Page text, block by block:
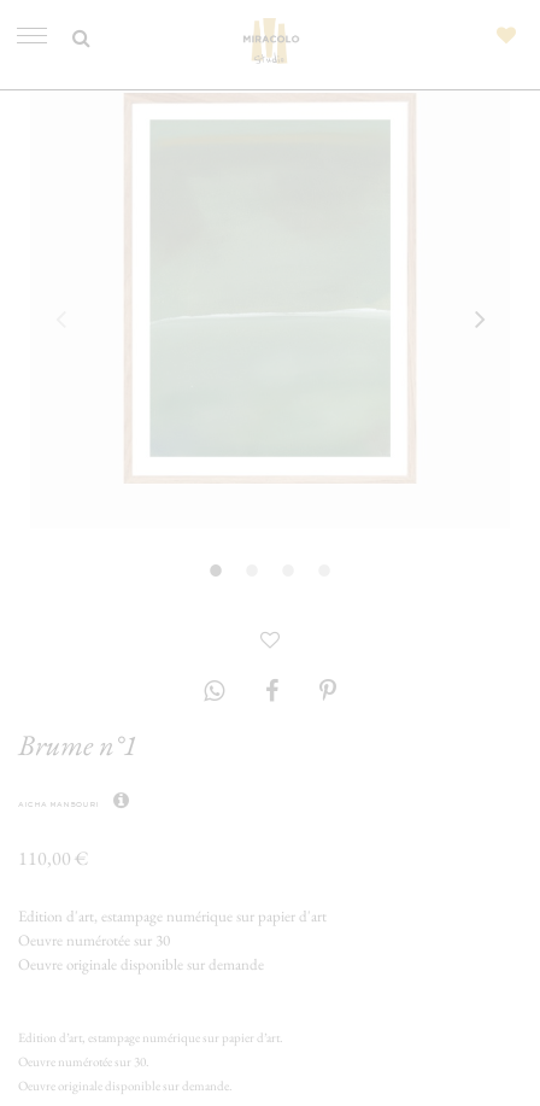
Brume n°1
aicha mansouri
110,00 €
Edition d'art, estampage numérique sur papier d'art
Oeuvre numérotée sur 30
Oeuvre originale disponible sur demande
Edition d’art, estampage numérique sur papier d’art.
Oeuvre numérotée sur 30.
Oeuvre originale disponible sur demande.